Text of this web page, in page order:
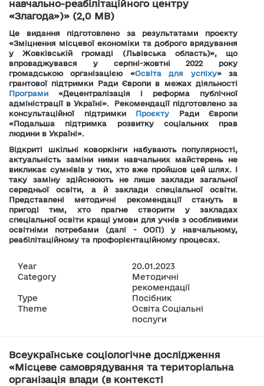
навчально-реабілітаційного центру
«Злагода»)» (2,0 MB)
Це видання підготовлено за результатами проєкту
«Зміцнення місцевої економіки та доброго врядування
у Жовківській громаді (Львівська область)», що
впроваджувався у серпні-жовтні 2022 року
громадською організацією «Освіта для успіху» за
грантової підтримки Ради Європи в межах діяльності
Програми «Децентралізація і реформа публічної
адміністрації в Україні». Рекомендації підготовлено за
консультаційної підтримки Проєкту Ради Європи
«Подальша підтримка розвитку соціальних прав
людини в Україні».
Відкриті шкільні коворкінги набувають популярності,
актуальність заміни ними навчальних майстерень не
викликає сумнівів у тих, хто вже пройшов цей шлях. І
таку заміну здійснюють не лише заклади загальної
середньої освіти, а й заклади спеціальної освіти.
Представлені методичні рекомендації стануть в
пригоді тим, хто прагне створити у закладах
спеціальної освіти кращі умови для учнів з особливими
освітніми потребами (далі - ООП) у навчальному,
реабілітаційному та профорієнтаційному процесах.
Year
20.01.2023
Category
Методичні
рекомендації
Type
Посібник
Theme
Освіта Соціальні
послуги
Всеукраїнське соціологічне дослідження
«Місцеве самоврядування та територіальна
організація влади (в контексті